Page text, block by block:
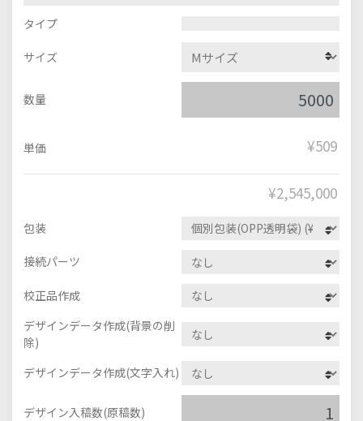
タイプ
サイズ
数量
単価 ¥509
¥2,545,000
包装
接続パーツ
校正品作成
デザインデータ作成(背景の削
除)
デザインデータ作成(文字入れ)
デザイン入稿数(原稿数)